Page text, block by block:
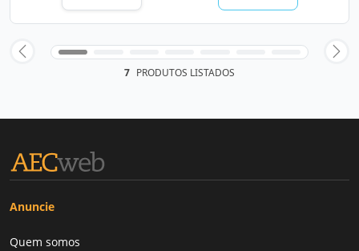
7 PRODUTOS LISTADOS
Anuncie
Quem somos